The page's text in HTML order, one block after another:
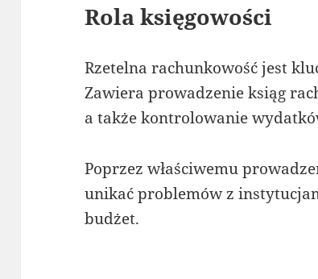
Rola księgowości
Rzetelna rachunkowość jest
Zawiera prowadzenie ksiąg
a także kontrolowanie
Poprzez właściwemu
unikać problemów z
budżet.